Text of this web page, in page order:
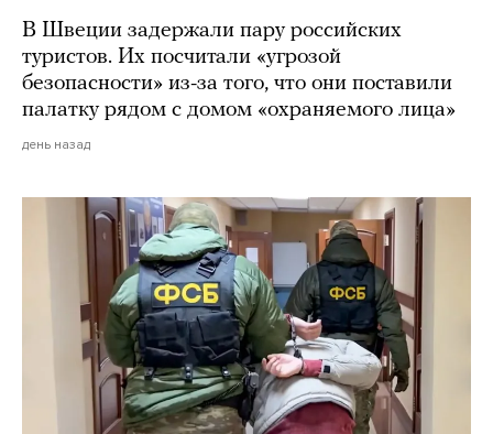
В Швеции задержали пару российских
туристов. Их посчитали «угрозой
безопасности» из-за того, что они поставили
палатку рядом с домом «охраняемого лица»
день назад